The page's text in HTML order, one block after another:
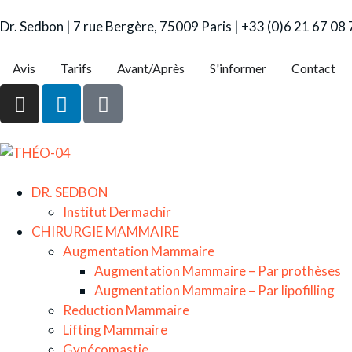
Dr. Sedbon | 7 rue Bergère, 75009 Paris | +33 (0)6 21 67 08
Avis Tarifs Avant/Après S'informer Contact
DR. SEDBON
Institut Dermachir
CHIRURGIE MAMMAIRE
Augmentation Mammaire
Augmentation Mammaire – Par prothèses
Augmentation Mammaire – Par lipofilling
Reduction Mammaire
Lifting Mammaire